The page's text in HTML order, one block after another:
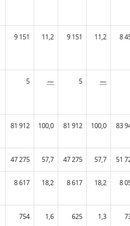
9 151 11,2 9 151 11,2 8
5 — 5 —
81 912 100,0 81 912 100,0 83
47 275 57,7 47 275 57,7 51
8 617 18,2 8 617 18,2 8
754 1,6 625 1,3